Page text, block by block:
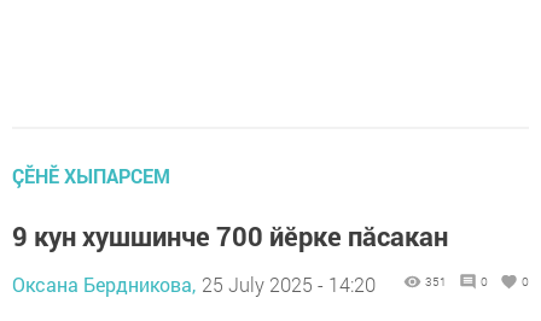
ÇӖНӖ ХЫПАРСЕМ
9 кун хушшинче 700 йӗрке пăсакан
Оксана Бердникова, 25 July 2025 - 14:20 351 0 0